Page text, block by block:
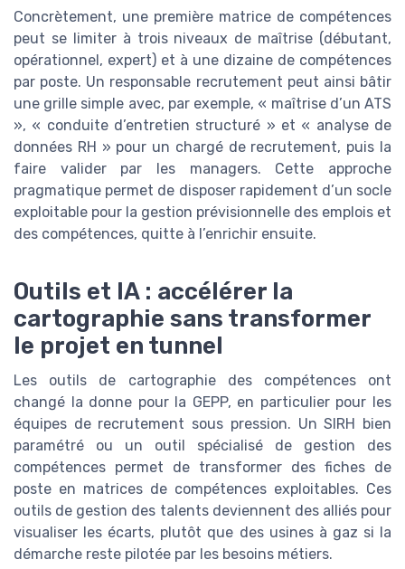
Concrètement, une première matrice de compétences
peut se limiter à trois niveaux de maîtrise (débutant,
opérationnel, expert) et à une dizaine de compétences
par poste. Un responsable recrutement peut ainsi bâtir
une grille simple avec, par exemple, « maîtrise d’un ATS
», « conduite d’entretien structuré » et « analyse de
données RH » pour un chargé de recrutement, puis la
faire valider par les managers. Cette approche
pragmatique permet de disposer rapidement d’un socle
exploitable pour la gestion prévisionnelle des emplois et
des compétences, quitte à l’enrichir ensuite.
Outils et IA : accélérer la
cartographie sans transformer
le projet en tunnel
Les outils de cartographie des compétences ont
changé la donne pour la GEPP, en particulier pour les
équipes de recrutement sous pression. Un SIRH bien
paramétré ou un outil spécialisé de gestion des
compétences permet de transformer des fiches de
poste en matrices de compétences exploitables. Ces
outils de gestion des talents deviennent des alliés pour
visualiser les écarts, plutôt que des usines à gaz si la
démarche reste pilotée par les besoins métiers.